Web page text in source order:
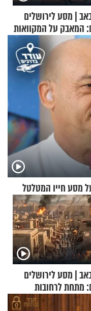
| מסע לירושלים
המאבק על המקוואות
מסע חייו המטלטל
| מסע לירושלים
מתחת לרחובות